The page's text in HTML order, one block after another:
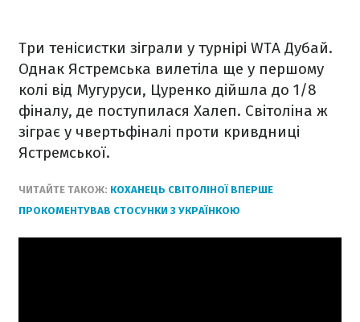
Три тенісистки зіграли у турнірі WTA Дубай.
Однак Ястремська вилетіла ще у першому
колі від Мугуруси, Цуренко дійшла до 1/8
фіналу, де поступилася Халеп. Світоліна ж
зіграє у чвертьфіналі проти кривдниці
Ястремської.
ЧИТАЙТЕ ТАКОЖ: КОХАНЕЦЬ СВІТОЛІНОЇ ВПЕРШЕ
ПРОКОМЕНТУВАВ СТОСУНКИ З УКРАЇНКОЮ